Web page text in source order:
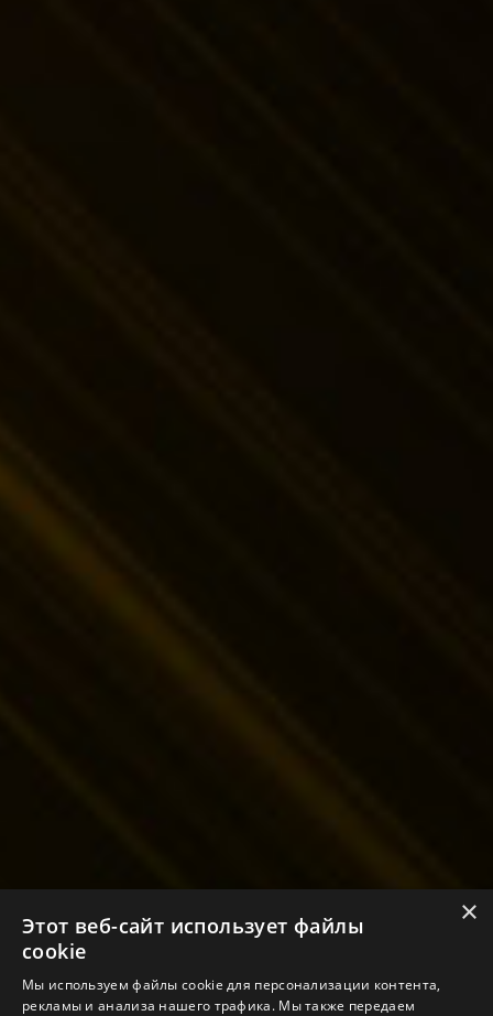
×
Этот веб-сайт использует файлы
cookie
Мы используем файлы cookie для персонализации контента,
рекламы и анализа нашего трафика. Мы также передаем